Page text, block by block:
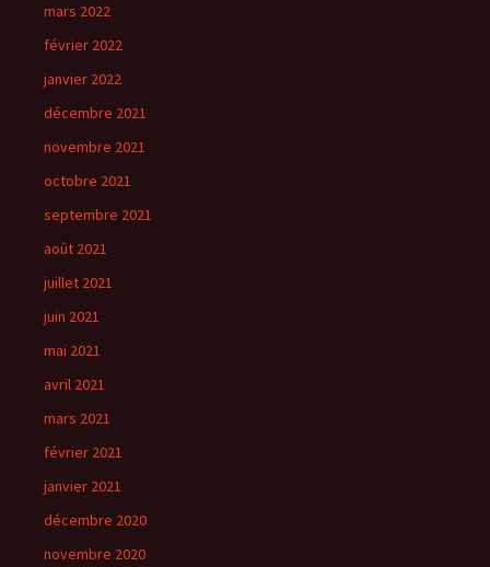
mars 2022
février 2022
janvier 2022
décembre 2021
novembre 2021
octobre 2021
septembre 2021
août 2021
juillet 2021
juin 2021
mai 2021
avril 2021
mars 2021
février 2021
janvier 2021
décembre 2020
novembre 2020